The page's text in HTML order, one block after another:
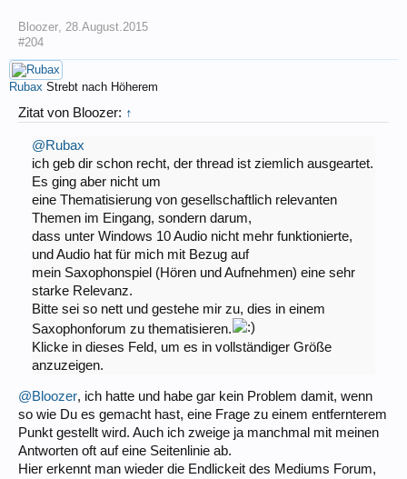
Bloozer 28.August.2015
#204
Rubax Strebt nach Höherem
Zitat von Bloozer: ↑
@Rubax
ich geb dir schon recht, der thread ist ziemlich ausgeartet.
Es ging aber nicht um
eine Thematisierung von gesellschaftlich relevanten
Themen im Eingang, sondern darum,
dass unter Windows 10 Audio nicht mehr funktionierte,
und Audio hat für mich mit Bezug auf
mein Saxophonspiel (Hören und Aufnehmen) eine sehr
starke Relevanz.
Bitte sei so nett und gestehe mir zu, dies in einem
Saxophonforum zu thematisieren.
Klicke in dieses Feld, um es in vollständiger Größe
anzuzeigen.
@Bloozer, ich hatte und habe gar kein Problem damit, wenn
so wie Du es gemacht hast, eine Frage zu einem entfernterem
Punkt gestellt wird. Auch ich zweige ja manchmal mit meinen
Antworten oft auf eine Seitenlinie ab.
Hier erkennt man wieder die Endlickeit des Mediums Forum,